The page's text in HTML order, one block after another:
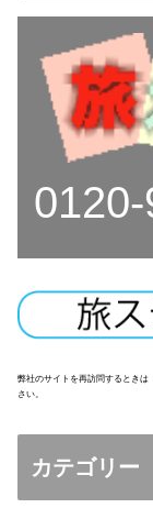
弊社のサイトを再訪問するときは
さい。
カテゴリー